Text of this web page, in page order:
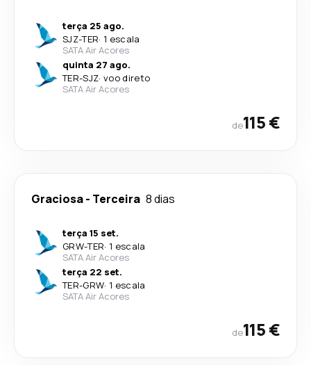
terça 25 ago.
SJZ-TER· 1 escala
SATA Air Acores
quinta 27 ago.
TER-SJZ· voo direto
SATA Air Acores
de115 €
Graciosa- Terceira 8 dias
terça 15 set.
GRW-TER· 1 escala
SATA Air Acores
terça 22 set.
TER-GRW· 1 escala
SATA Air Acores
de115 €